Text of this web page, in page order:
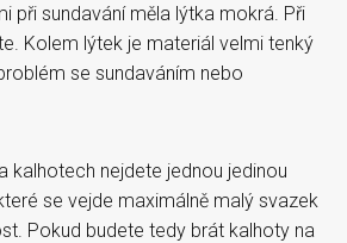
při sundavání měla lýtka mokrá. Při
Kolem lýtek je materiál velmi tenký
se sundaváním nebo
kalhotech nejdete jednou jedinou
se vejde maximálně malý svazek
Pokud budete tedy brát kalhoty na